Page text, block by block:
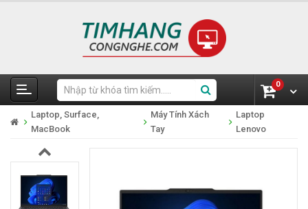
0
Laptop, Surface,
MacBook
Máy Tính Xách
Tay
Laptop
Lenovo